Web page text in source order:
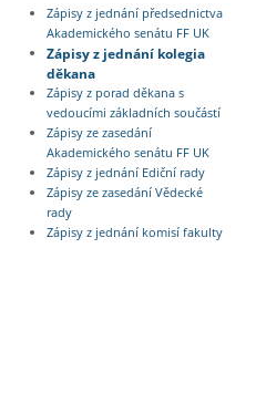
Zápisy z jednání předsednictva
Akademického senátu FF UK
Zápisy z jednání kolegia
děkana
Zápisy z porad děkana s
vedoucími základních součástí
Zápisy ze zasedání
Akademického senátu FF UK
Zápisy z jednání Ediční rady
Zápisy ze zasedání Vědecké
rady
Zápisy z jednání komisí fakulty